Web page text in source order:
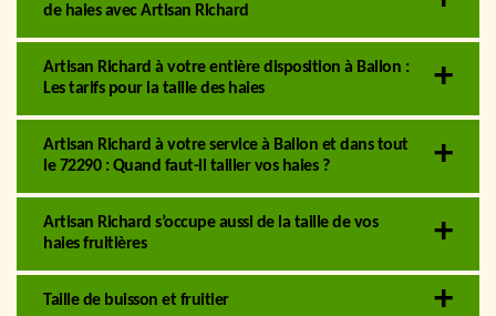
de haies avec Artisan Richard
Artisan Richard à votre entière disposition à Ballon :
Les tarifs pour la taille des haies
Artisan Richard à votre service à Ballon et dans tout
le 72290 : Quand faut-il tailler vos haies ?
Artisan Richard s’occupe aussi de la taille de vos
haies fruitières
Taille de buisson et fruitier